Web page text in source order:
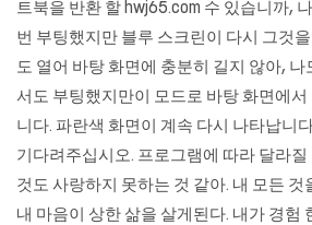
트북을 반환 할 hwj65.com 수 있습니까,
번 부팅했지만 블루 스크린이 다시 그것
도 열어 바탕 화면에 충분히 길지 않아, 나
서도 부팅했지만이 모드로 바탕 화면에서
니다. 파란색 화면이 계속 다시 나타납니
기다려주십시오. 프로그램에 따라 달라질
것도 사랑하지 못하는 것 같아. 내 모든 것
내 마음이 상한 삶을 살게된다. 내가 경험